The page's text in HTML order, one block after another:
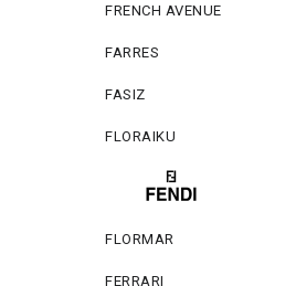
FRENCH AVENUE
FARRES
FASIZ
FLORAIKU
FLORMAR
FERRARI